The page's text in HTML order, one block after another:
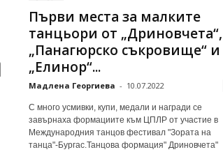
Първи места за малките
танцьори от „Дриновчета“,
„Панагюрско съкровище“ и
„Елинор“...
Мадлена Георгиева - 10.07.2022
С много усмивки, купи, медали и награди се
завърнаха формациите към ЦПЛР от участие в
Международния танцов фестивал "Зората на
танца"-Бургас.Танцова формация" Дриновчета"